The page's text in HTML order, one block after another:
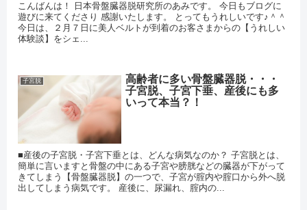
こんばんは！ 日本骨盤臓器脱研究所のあみです。 今日もブログに
遊びに来てくださり 感謝いたします。 とってもうれしいです♪＾＾
今日は、２月７日に美人ベルトが到着のお客さまからの【うれしい
体験談】をシェ...
子宮脱
高齢者に多い骨盤臓器脱・・・
子宮脱、子宮下垂、産後にも多
いって本当？！
■産後の子宮脱・子宮下垂とは、どんな病気なのか？ 子宮脱とは、
簡単に言いますと骨盤の中にある子宮や膀胱などの臓器が下がって
きてしまう【骨盤臓器脱】の一つで、子宮が腟内や腟口から外へ脱
出してしまう病気です。 産後に、尿漏れ、腟内の...